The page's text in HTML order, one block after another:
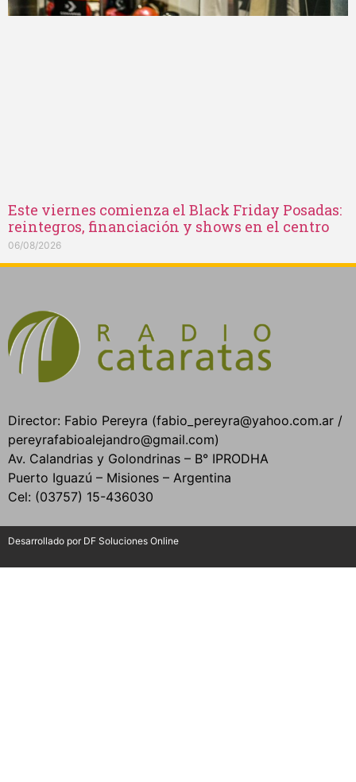
Este viernes comienza el Black Friday Posadas:
reintegros, financiación y shows en el centro
06/08/2026
Director: Fabio Pereyra (fabio_pereyra@yahoo.com.ar /
pereyrafabioalejandro@gmail.com)
Av. Calandrias y Golondrinas – B° IPRODHA
Puerto Iguazú – Misiones – Argentina
Cel: (03757) 15-436030
Desarrollado por DF Soluciones Online